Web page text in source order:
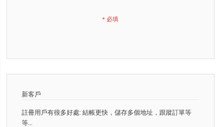
新客戶
註冊用戶有很多好處: 結帳更快，儲存多個地址，跟蹤訂單等
等...